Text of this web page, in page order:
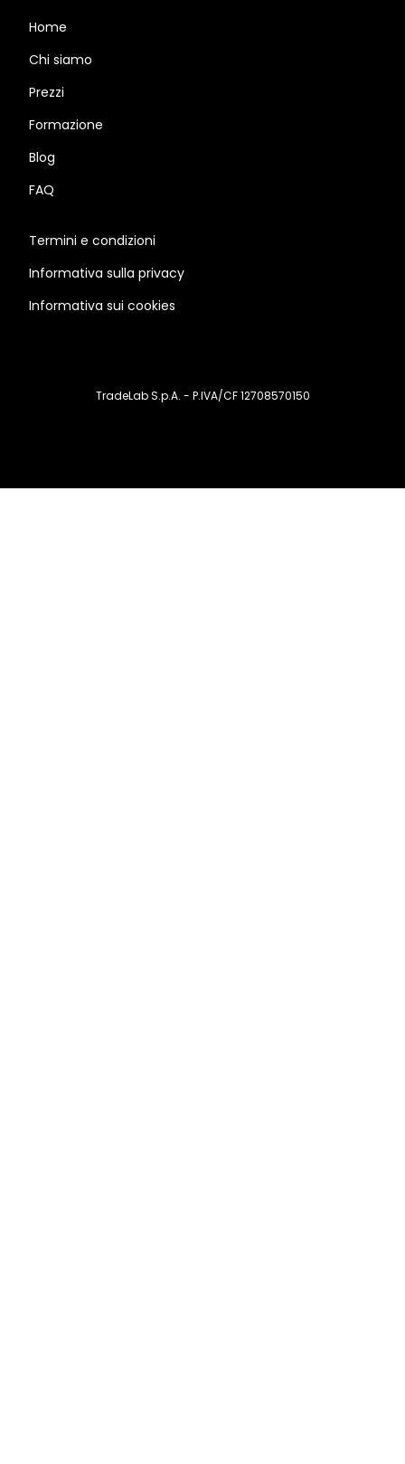
Home
Chi siamo
Prezzi
Formazione
Blog
FAQ
Termini e condizioni
Informativa sulla privacy
Informativa sui cookies
TradeLab S.p.A. - P.IVA/CF 12708570150